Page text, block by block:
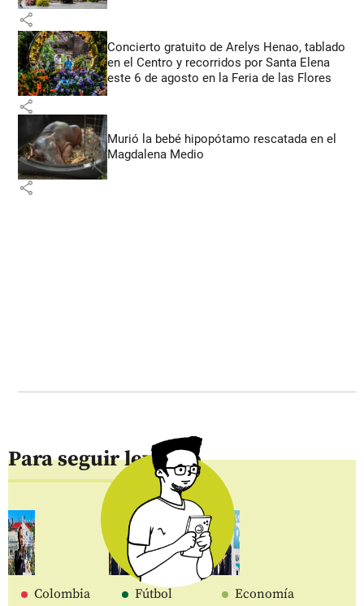
share
Concierto gratuito de Arelys Henao, tablado
en el Centro y recorridos por Santa Elena
este 6 de agosto en la Feria de las Flores
share
Murió la bebé hipopótamo rescatada en el
Magdalena Medio
share
Para seguir leyendo
Colombia Fútbol Economía